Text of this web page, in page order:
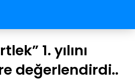
1. yılını
değerlendirdi..